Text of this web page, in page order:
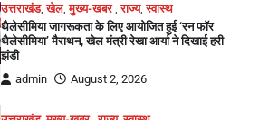
उत्तराखंड,खेल,मुख्य-खबर ,राज्य,स्वास्थ
थैलेसीमिया जागरूकता के लिए आयोजित हुई ‘रन फॉर
थैलेसीमिया’ मैराथन, खेल मंत्री रेखा आर्या ने दिखाई हरी
झंडी
admin
August 2, 2026